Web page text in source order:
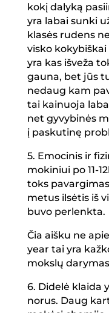
kokį dalyką
yra labai sunki
klasės rudens
visko kokybiškai
yra kas išveža
gauna, bet jūs
nedaug kam
tai kainuoja
net gyvybinės
į paskutinę
5. Emocinis ir
mokiniui po 11-
toks
metus ilsėtis iš
buvo perlenkta.
Čia aišku ne
year tai yra
mokslų
6. Didelė klaida
norus. Daug